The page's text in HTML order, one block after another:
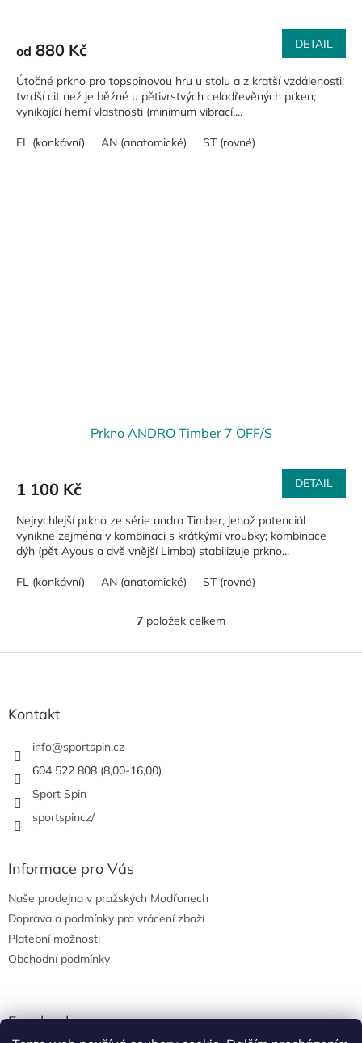
od 880 Kč DETAIL
Útočné prkno pro topspinovou hru u stolu a z kratší vzdálenosti;
tvrdší cit než je běžné u pětivrstvých celodřevěných prken;
vynikající herní vlastnosti (minimum vibrací,...
FL (konkávní) AN (anatomické) ST (rovné)
Prkno ANDRO Timber 7 OFF/S
1 100 Kč DETAIL
Nejrychlejší prkno ze série andro Timber, jehož potenciál
vynikne zejména v kombinaci s krátkými vroubky; kombinace
dýh (pět Ayous a dvě vnější Limba) stabilizuje prkno...
FL (konkávní) AN (anatomické) ST (rovné)
O
l
u
7 položek celkem
Z
Kontakt
info@sportspin.cz
604 522 808 (8,00-16,00)
Sport Spin
sportspincz/
Informace pro Vás
Naše prodejna v pražských Modřanech
Doprava a podmínky pro vrácení zboží
Platební možnosti
Obchodní podmínky
Facebook